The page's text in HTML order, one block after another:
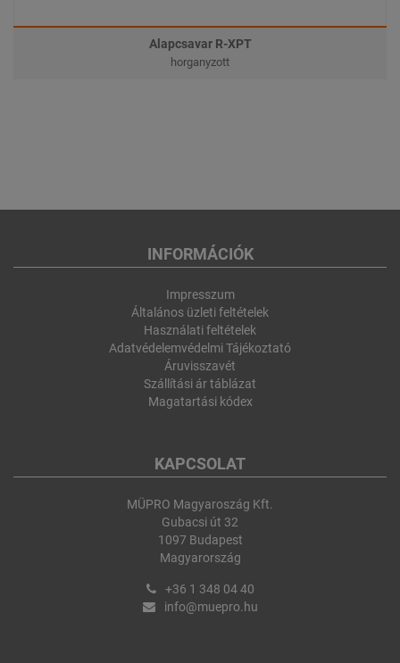
Alapcsavar R-XPT
horganyzott
INFORMÁCIÓK
Impresszum
Általános üzleti feltételek
Használati feltételek
Adatvédelemvédelmi Tájékoztató
Áruvisszavét
Szállítási ár táblázat
Magatartási kódex
KAPCSOLAT
MÜPRO Magyaroszág Kft.
Gubacsi út 32
1097 Budapest
Magyarország
+36 1 348 04 40
info@muepro.hu